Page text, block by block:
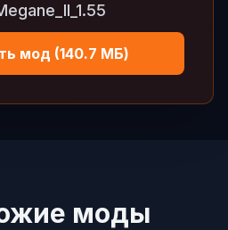
мод (140.7 МБ)
моды